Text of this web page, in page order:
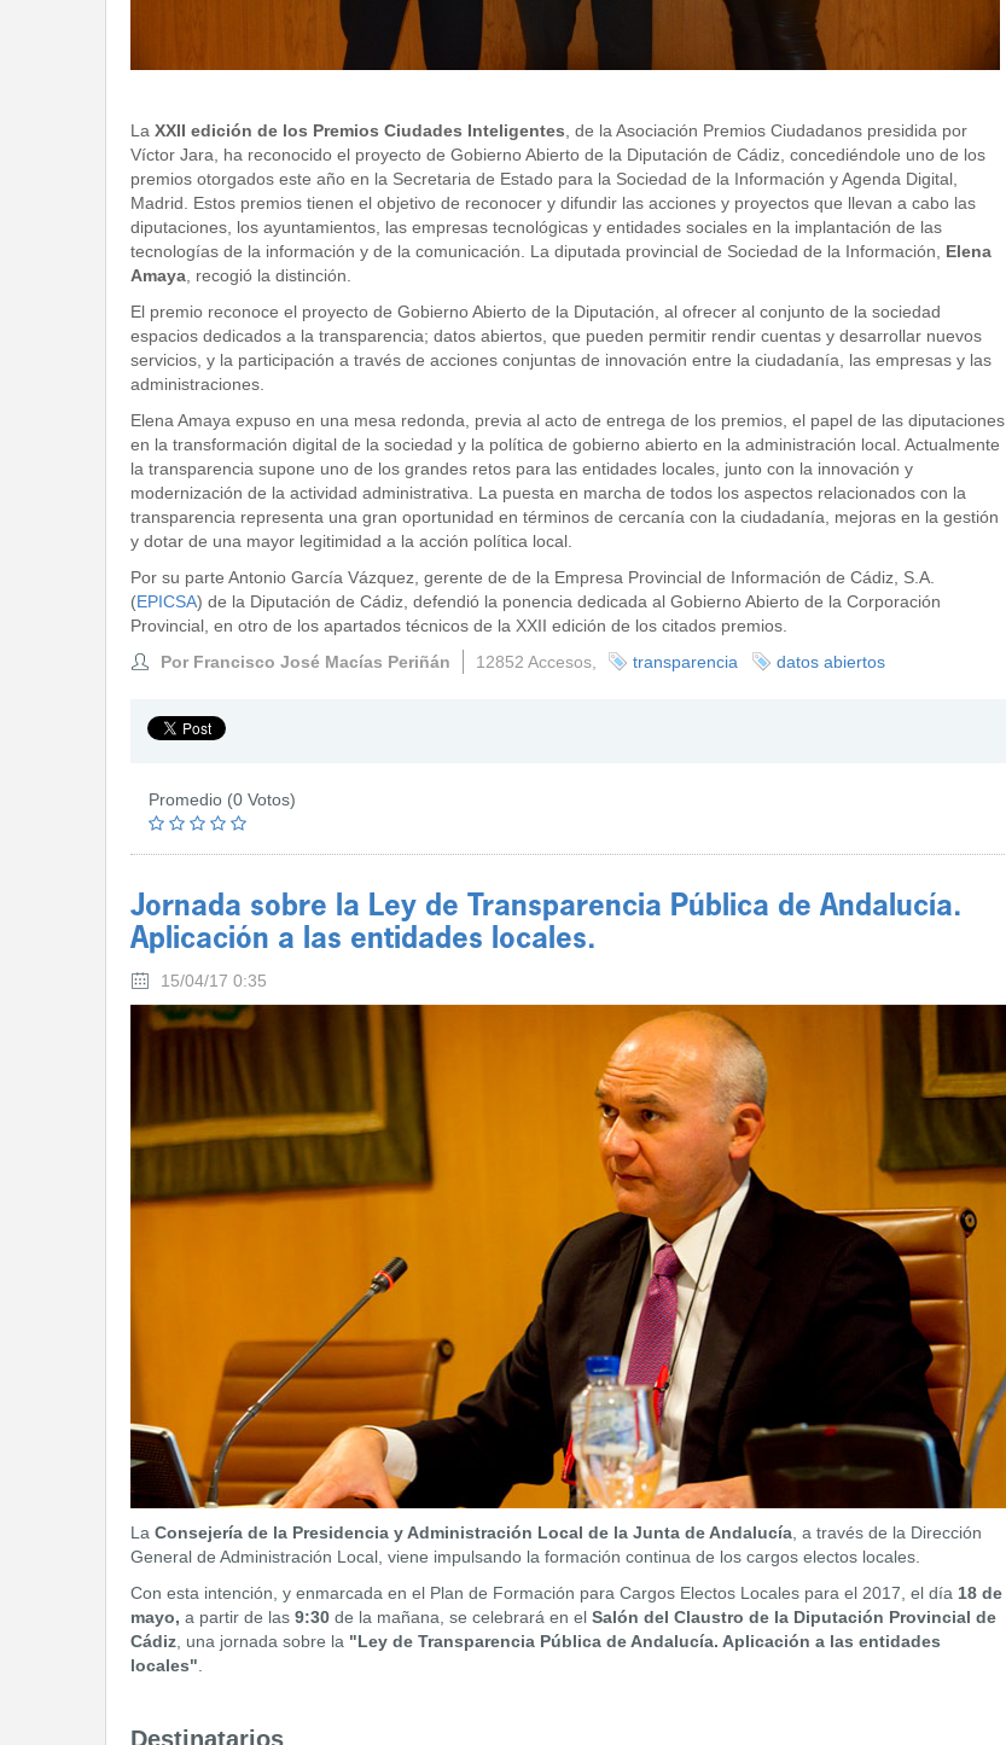
La XXII edición de los Premios Ciudades Inteligentes , de la Asociación Premios Ciudadanos presidida por
Víctor Jara, ha reconocido el proyecto de Gobierno Abierto de la Diputación de Cádiz, concediéndole uno de los
premios otorgados este año en la Secretaria de Estado para la Sociedad de la Información y Agenda Digital,
Madrid. Estos premios tienen el objetivo de reconocer y difundir las acciones y proyectos que llevan a cabo las
diputaciones, los ayuntamientos, las empresas tecnológicas y entidades sociales en la implantación de las
tecnologías de la información y de la comunicación. La diputada provincial de Sociedad de la Información, Elena
Amaya , recogió la distinción.
El premio reconoce el proyecto de Gobierno Abierto de la Diputación, al ofrecer al conjunto de la sociedad
espacios dedicados a la transparencia; datos abiertos, que pueden permitir rendir cuentas y desarrollar nuevos
servicios, y la participación a través de acciones conjuntas de innovación entre la ciudadanía, las empresas y las
administraciones.
Elena Amaya expuso en una mesa redonda, previa al acto de entrega de los premios, el papel de las diputaciones
en la transformación digital de la sociedad y la política de gobierno abierto en la administración local. Actualmente
la transparencia supone uno de los grandes retos para las entidades locales, junto con la innovación y
modernización de la actividad administrativa. La puesta en marcha de todos los aspectos relacionados con la
transparencia representa una gran oportunidad en términos de cercanía con la ciudadanía, mejoras en la gestión
y dotar de una mayor legitimidad a la acción política local.
Por su parte Antonio García Vázquez, gerente de de la Empresa Provincial de Información de Cádiz, S.A.
(EPICSA) de la Diputación de Cádiz, defendió la ponencia dedicada al Gobierno Abierto de la Corporación
Provincial, en otro de los apartados técnicos de la XXII edición de los citados premios.
Por Francisco José Macías Periñán
12852 Accesos, transparencia datos abiertos
Promedio (0 Votos)
Jornada sobre la Ley de Transparencia Pública de Andalucía.
Aplicación a las entidades locales.
15/04/17 0:35
La Consejería de la Presidencia y Administración Local de la Junta de Andalucía , a través de la Dirección
General de Administración Local, viene impulsando la formación continua de los cargos electos locales.
Con esta intención, y enmarcada en el Plan de Formación para Cargos Electos Locales para el 2017, el día 18 de
mayo, a partir de las 9:30 de la mañana, se celebrará en el Salón del Claustro de la Diputación Provincial de
Cádiz , una jornada sobre la "Ley de Transparencia Pública de Andalucía. Aplicación a las entidades
locales"
Destinatarios